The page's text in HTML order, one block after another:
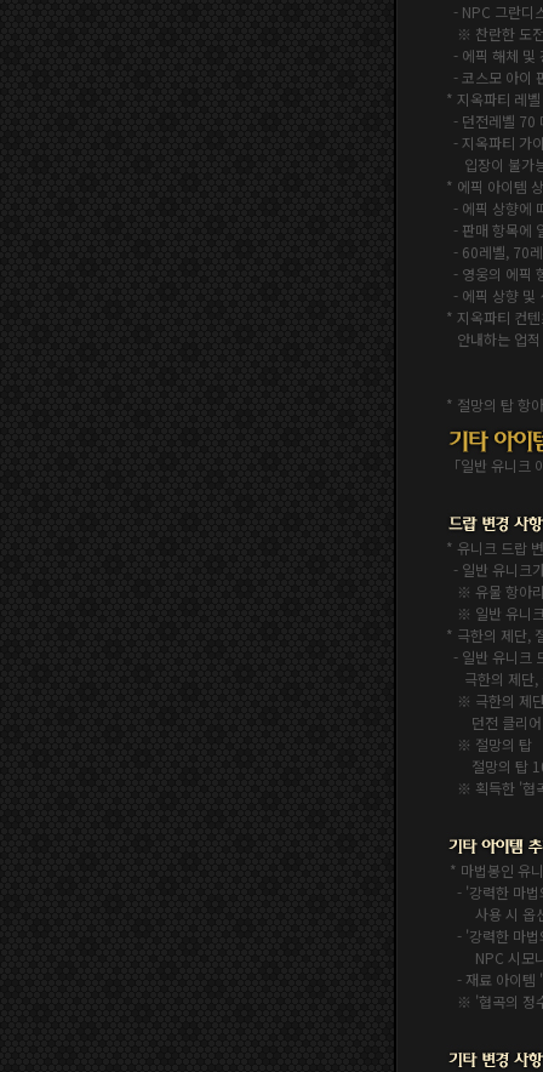
- NPC 그란디
※ 찬란한 도
- 에픽 해체 및
- 코스모 아이
* 지옥파티 레
- 던전레벨 70
- 지옥파티 가
입장이 불가
* 에픽 아이템
- 에픽 상향에
- 판매 항목에
- 60레벨, 70
- 영웅의 에픽
- 에픽 상향 및
* 지옥파티 컨
안내하는 업
* 절망의 탑 항
「일반 유니크
* 유니크 드랍
- 일반 유니크
※ 유물 항아
※ 일반 유니
* 극한의 제단,
- 일반 유니크
극한의 제단,
※ 극한의 제
던전 클리어
※ 절망의 탑
절망의 탑 10
※ 획득한 '협
* 마법봉인 유
- '강력한 마법
사용 시 옵
- '강력한 마
NPC 시모나
- 재료 아이템
※ '협곡의 정